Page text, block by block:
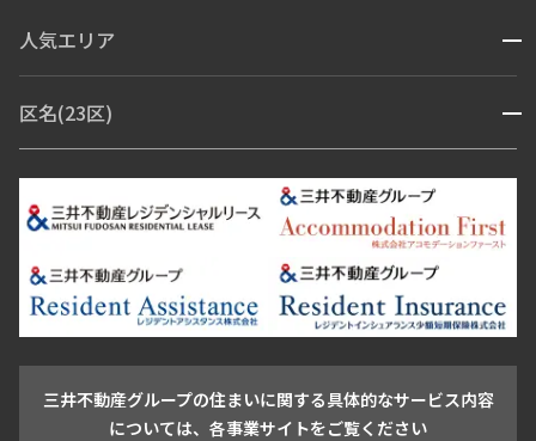
ブランドマンション
人気エリア 開閉
青山・表参道・原宿
市ヶ谷・神楽坂・飯田橋
三田・芝・浜松町
芝浦・汐留・品川
月島・勝どき・豊洲
本郷・春日・小石川
目白・高田馬場・早稲田
池尻大橋・三軒茶屋
祐天寺・学芸大学・自由が丘
駒沢・用賀・二子玉川
成城・砧
池袋・板橋・王子
青山 渋谷 東京・大手町 新宿 品川
目黒・中目黒
区名(23区) 開閉
江東区 台東区 墨田区
中野区
豊島区
杉並区 板橋区 練馬区 荒川区
足立区
葛飾区
江戸川区
三井不動産グループの住まいに関する具体的なサービス内容
については、各事業サイトをご覧ください